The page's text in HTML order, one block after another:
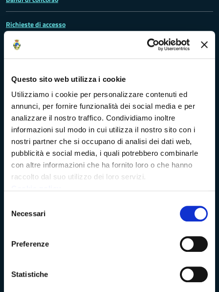
Questo sito web utilizza i cookie
Utilizziamo i cookie per personalizzare contenuti ed
annunci, per fornire funzionalità dei social media e per
analizzare il nostro traffico. Condividiamo inoltre
informazioni sul modo in cui utilizza il nostro sito con i
nostri partner che si occupano di analisi dei dati web,
pubblicità e social media, i quali potrebbero combinarle
con altre informazioni che ha fornito loro o che hanno
raccolto dal suo utilizzo dei loro servizi.
delNecessari
Preferenze
Statistiche
Richieste di accesso
Problemi di accessibilità
Dichiarazione di accessibilità
Vivere Massa-Carrara
Rete dei Musei, Terre dei Malaspina e delle Statue Stele
Archivio della Provincia di Massa-Carrara